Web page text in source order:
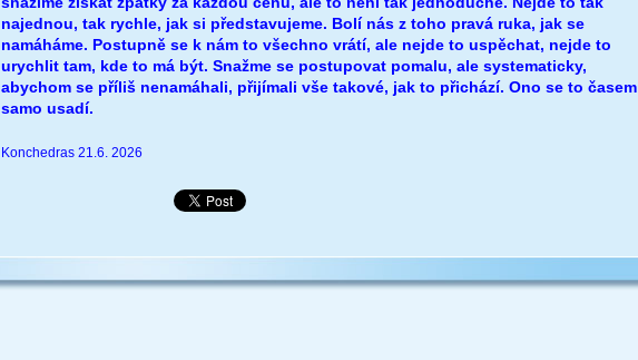
najednou, tak rychle, jak si představujeme. Bolí nás z toho pravá ruka, jak se
namáháme. Postupně se k nám to všechno vrátí, ale nejde to uspěchat, nejde to
urychlit tam, kde to má být. Snažme se postupovat pomalu, ale systematicky,
abychom se příliš nenamáhali, přijímali vše takové, jak to přichází. Ono se to časem
samo usadí.
Konchedras 21.6. 2026